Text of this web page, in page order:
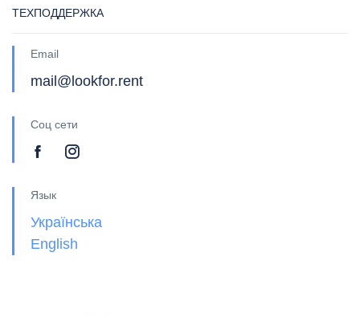
ТЕХПОДДЕРЖКА
Email
mail@lookfor.rent
Соц сети
Язык
Українська
English